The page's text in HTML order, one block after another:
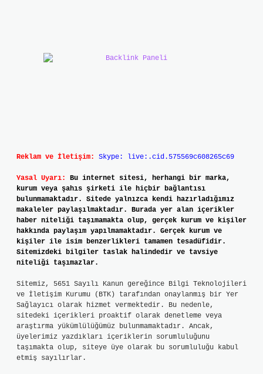
Reklam ve İletişim: Skype: live:.cid.575569c608265c69
Yasal Uyarı:
Bu internet sitesi, herhangi bir marka,
kurum veya şahıs şirketi ile hiçbir bağlantısı
bulunmamaktadır. Sitede yalnızca kendi hazırladığımız
makaleler paylaşılmaktadır. Burada yer alan içerikler
haber niteliği taşımamakta olup, gerçek kurum ve kişiler
hakkında paylaşım yapılmamaktadır. Gerçek kurum ve
kişiler ile isim benzerlikleri tamamen tesadüfidir.
Sitemizdeki bilgiler taslak halindedir ve tavsiye
niteliği taşımazlar.
Sitemiz, 5651 Sayılı Kanun gereğince Bilgi Teknolojileri
ve İletişim Kurumu (BTK) tarafından onaylanmış bir Yer
Sağlayıcı olarak hizmet vermektedir. Bu nedenle,
sitedeki içerikleri proaktif olarak denetleme veya
araştırma yükümlülüğümüz bulunmamaktadır. Ancak,
üyelerimiz yazdıkları içeriklerin sorumluluğunu
taşımakta olup, siteye üye olarak bu sorumluluğu kabul
etmiş sayılırlar.